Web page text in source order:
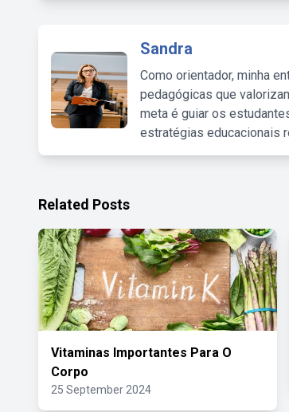
Sandra
Como orientador, minha
pedagógicas que
meta é guiar os
estratégias educacionais
Related Posts
Vitaminas Importantes Para O
Corpo
25 September 2024